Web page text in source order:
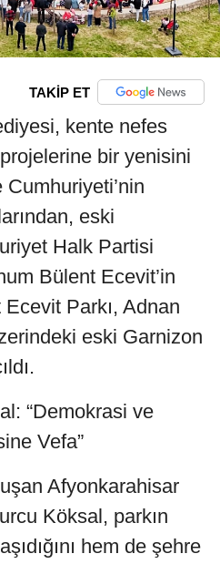
TAKİP ET
kente nefes
bir yenisini
eski
Halk Partisi
Bülent Ecevit’in
Ecevit Parkı, Adnan
eski Garnizon
“Demokrasi ve
Vefa”
Afyonkarahisar
Köksal, parkın
hem de şehre